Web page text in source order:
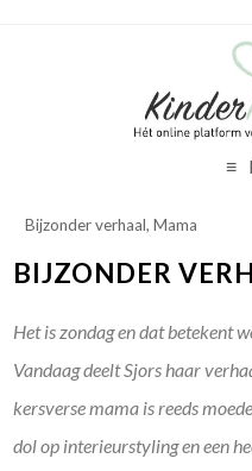
Bijzonder verhaal,Mama
BIJZONDER
Het is zondag en dat betekent
Vandaag deelt Sjors haar
kersverse mama is reeds
dol op interieurstyling en een